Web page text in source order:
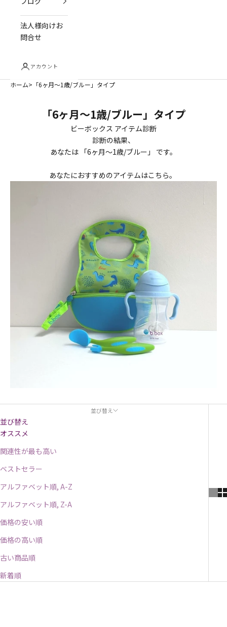
法人様向けお
問合せ
アカウント
ホーム 「6ヶ月～1歳/ブルー」タイプ
「6ヶ月～1歳/ブルー」タイプ
ビーボックス アイテム診断
診断の結果、
あなたは 「6ヶ月～1歳/ブルー 」 です。
あなたにおすすめのアイテムはこちら。
並び替え
並び替え
オススメ
関連性が最も高い
ベストセラー
アルファベット順, A-Z
アルファベット順, Z-A
価格の安い順
価格の高い順
古い商品順
新着順